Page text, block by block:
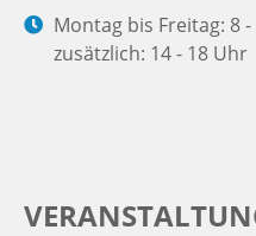
Montag bis Freitag: 8
zusätzlich: 14 - 18 Uhr